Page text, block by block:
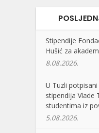
Stipendije
Hušić za
8.08.2026.
U Tuzli
stipendija Vlade
studentima iz
5.08.2026.